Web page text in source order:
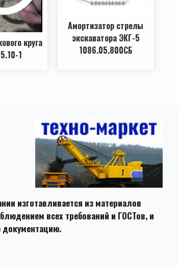
круга
1
Амортизатор стрелы
экскаватора ЭКГ-5
1086.05.800СБ
изготавливается из материалов
всех требований и ГОСТов, и